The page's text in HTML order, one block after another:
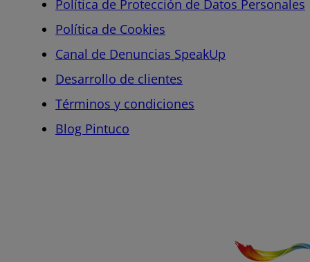
Política de Protección de Datos Personales
Política de Cookies
Canal de Denuncias SpeakUp
Desarrollo de clientes
Términos y condiciones
Blog Pintuco